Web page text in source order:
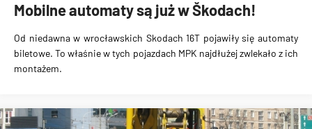
Mobilne automaty są już w Škodach!
Od niedawna w wrocławskich Skodach 16T pojawiły się automaty
biletowe. To właśnie w tych pojazdach MPK najdłużej zwlekało z ich
montażem.